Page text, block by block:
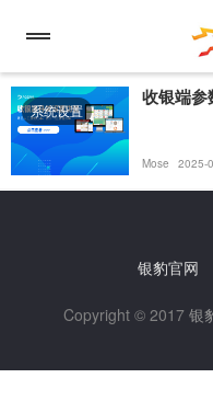
系统设置
收银端参
Mose 2025-
银豹官网
Copyright © 2017 银